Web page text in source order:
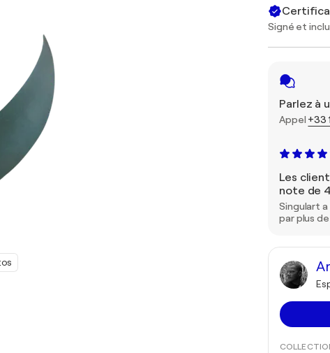
Signé et
Parlez à
Appel +33
Les
note de
Singulart
par plus